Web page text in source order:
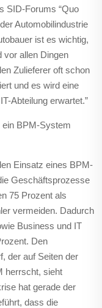
SID-Forums “Quo
Automobilindustrie
ist es wichtig,
vor allen Dingen
Zulieferer oft schon
und es wird eine
Abteilung erwartet.”
ein BPM-System
Einsatz eines BPM-
Geschäftsprozesse
75 Prozent als
vermeiden. Dadurch
Business und IT
Den
der auf Seiten der
herrscht, sieht
hat gerade der
dass die